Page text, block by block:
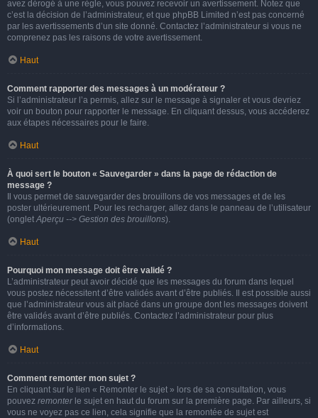
avez dérogé à une règle, vous pouvez recevoir un avertissement. Notez que
c’est la décision de l’administrateur, et que phpBB Limited n’est pas concerné
par les avertissements d’un site donné. Contactez l’administrateur si vous ne
comprenez pas les raisons de votre avertissement.
Haut
Comment rapporter des messages à un modérateur ?
Si l’administrateur l’a permis, allez sur le message à signaler et vous devriez
voir un bouton pour rapporter le message. En cliquant dessus, vous accéderez
aux étapes nécessaires pour le faire.
Haut
À quoi sert le bouton « Sauvegarder » dans la page de rédaction de
message ?
Il vous permet de sauvegarder des brouillons de vos messages et de les
poster ultérieurement. Pour les recharger, allez dans le panneau de l’utilisateur
(ongletAperçu --> Gestion des brouillons).
Haut
Pourquoi mon message doit être validé ?
L’administrateur peut avoir décidé que les messages du forum dans lequel
vous postez nécessitent d’être validés avant d’être publiés. Il est possible aussi
que l’administrateur vous ait placé dans un groupe dont les messages doivent
être validés avant d’être publiés. Contactez l’administrateur pour plus
d’informations.
Haut
Comment remonter mon sujet ?
En cliquant sur le lien « Remonter le sujet » lors de sa consultation, vous
pouvez remonterle sujet en haut du forum sur la première page. Par ailleurs, si
vous ne voyez pas ce lien, cela signifie que la remontée de sujet est